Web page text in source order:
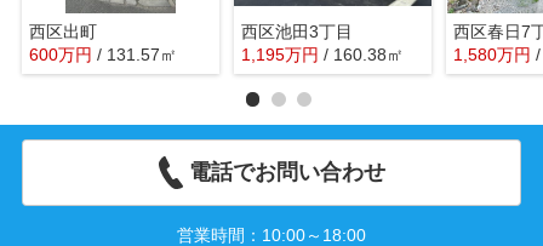
西区出町
600万円 / 131.57㎡
西区池田3丁目
1,195万円 / 160.38㎡
西区春日7
1,580万円
電話でお問い合わせ
営業時間：10:00～18:00